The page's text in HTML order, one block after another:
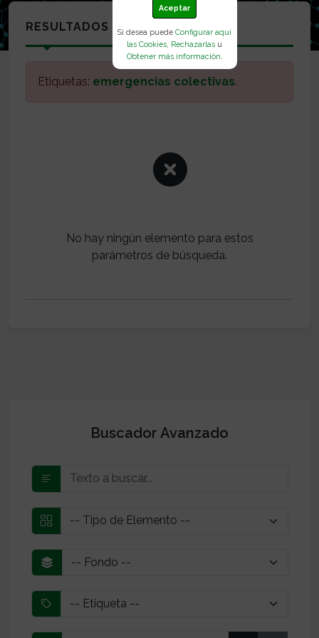
Aceptar
Si desea puedeConfigurar aquí
las Cookies Rechazarlas u
Obtener más información
RESULTADOS
Etiquetas: emergencias colectivas.
No hay ningún elemento para estos
parámetros de búsqueda.
Buscador Avanzado